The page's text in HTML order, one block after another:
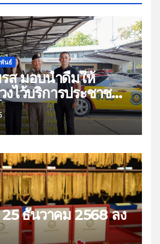
นธ์
ส มอบน้ำดื่มให้
งไว้บริการประชาชน
ม่
ธันวาคม 2568 ลง